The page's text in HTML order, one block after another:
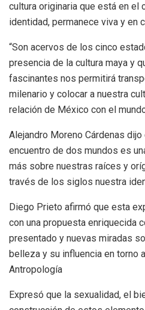
cultura originaria que está en el
identidad, permanece viva y en
“Son acervos de los cinco
presencia de la cultura maya y
fascinantes nos permitirá
milenario y colocar a nuestra
relación de México con el
Alejandro Moreno Cárdenas
encuentro de dos mundos es
más sobre nuestras raíces y
través de los siglos nuestra
Diego Prieto afirmó que esta
con una propuesta enriquecida
presentado y nuevas miradas
belleza y su influencia en torno
Antropología
Expresó que la sexualidad, el